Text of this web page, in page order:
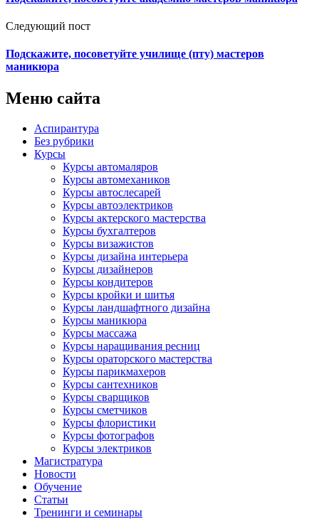
Следующий пост
Подскажите, посоветуйте училище (пту) мастеров
маникюра
Меню сайта
Аспирантура
Без рубрики
Курсы
Курсы автомаляров
Курсы автомехаников
Курсы автослесарей
Курсы автоэлектриков
Курсы актерского мастерства
Курсы бухгалтеров
Курсы визажистов
Курсы дизайна интерьера
Курсы дизайнеров
Курсы кондитеров
Курсы кройки и шитья
Курсы ландшафтного дизайна
Курсы маникюра
Курсы массажа
Курсы наращивания ресниц
Курсы ораторского мастерства
Курсы парикмахеров
Курсы сантехников
Курсы сварщиков
Курсы сметчиков
Курсы флористики
Курсы фотографов
Курсы электриков
Магистратура
Новости
Обучение
Статьи
Тренинги и семинары